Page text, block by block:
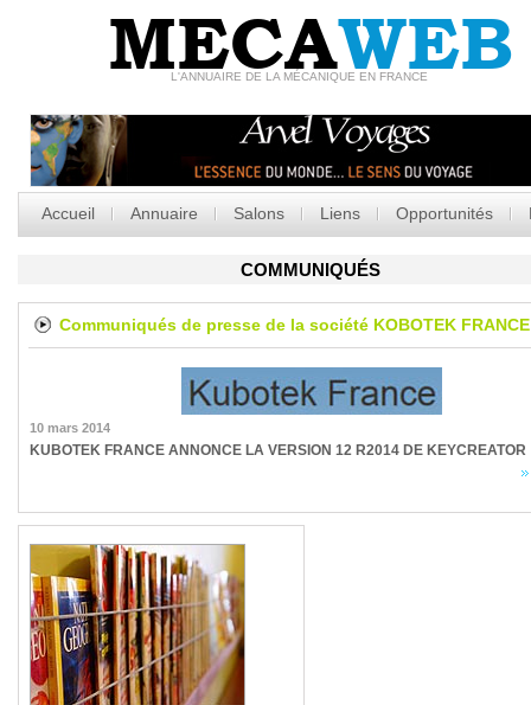
MECAWEB
L'ANNUAIRE DE LA MÉCANIQUE EN FRANCE
Accueil Annuaire Salons Liens Opportunités
COMMUNIQUÉS
Communiqués de presse de la société KOBOTEK FRANCE
10 mars 2014
KUBOTEK FRANCE ANNONCE LA VERSION 12 R2014 DE KEYCREATOR